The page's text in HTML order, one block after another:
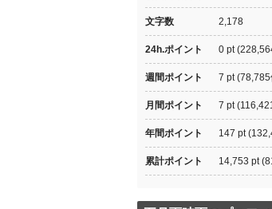
文字数 2,178
24h.ポイント 0 pt
週間ポイント 7 pt
月間ポイント 7 pt
年間ポイント 147 pt
累計ポイント 14,753 pt